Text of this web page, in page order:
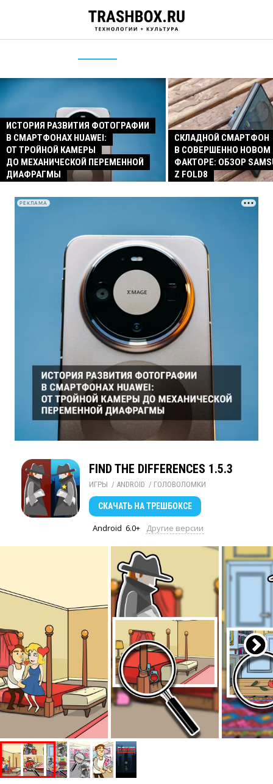
ИСТОРИЯ РАЗВИТИЯ ФОТОГРАФИИ
В СМАРТФОНАХ HUAWEI:
ОТ ТРОЙНОЙ КАМЕРЫ
ДО МЕХАНИЧЕСКОЙ ПЕРЕМЕННОЙ
ДИАФРАГМЫ
СКЛАДНОЙ СМАРТФОН
В СОВЕРШЕННО
ФАКТОРЕ: ОБЗОР
Z FOLD8
РЕКЛАМА
FIND THE DIFFERENCES 1.5.3
ИГРЫ / ANDROID / ГОЛОВОЛОМКИ
СКАЧАТЬ НА ТРЕШБОКСЕ
Android 6.0+ Другие версии